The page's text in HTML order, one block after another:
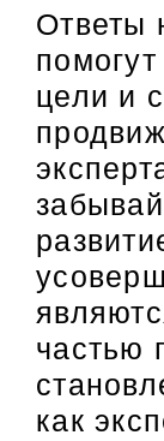
Ответы
цели и
частью
как